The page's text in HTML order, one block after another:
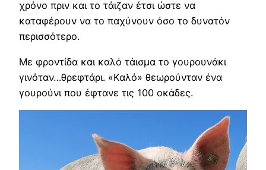
χρόνο πριν και το τάιζαν έτσι ώστε να
καταφέρουν να το παχύνουν όσο το δυνατόν
περισσότερο.
Με φροντίδα και καλό τάισμα το γουρουνάκι
γινόταν…θρεφτάρι. «Καλό» θεωρούνταν ένα
γουρούνι που έφτανε τις 100 οκάδες.